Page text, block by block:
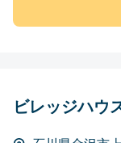
ビレッジハウ